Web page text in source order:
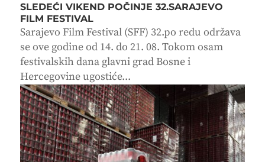
SLEDEĆI VIKEND POČINJE 32.SARAJEVO
FILM FESTIVAL
Sarajevo Film Festival (SFF) 32.po redu održava
se ove godine od 14. do 21. 08. Tokom osam
festivalskih dana glavni grad Bosne i
Hercegovine ugostiće...